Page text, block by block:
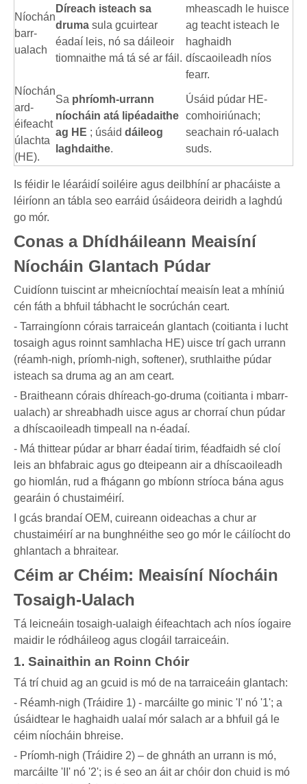
Níochán
barr-
ualach
Díreach isteach sa
druma sula gcuirtear
éadaí leis, nó sa dáileoir
tiomnaithe má tá sé ar fáil.
mheascadh le huisce
ag teacht isteach le
haghaidh
díscaoileadh níos
fearr.
Níochán
ard-
éifeacht
úlachta
(HE).
Sa phríomh-urrann
níocháin atá lipéadaithe
ag HE ; úsáid dáileog
laghdaithe.
Úsáid púdar HE-
comhoiriúnach;
seachain ró-ualach
suds.
Is féidir le léaráidí soiléire agus deilbhíní ar phacáiste a
léiríonn an tábla seo earráid úsáideora deiridh a laghdú
go mór.
Conas a Dhídháileann Meaisíní
Níocháin Glantach Púdar
Cuidíonn tuiscint ar mheicníochtaí meaisín leat a mhíniú
cén fáth a bhfuil tábhacht le socrúchán ceart.
- Tarraingíonn córais tarraiceán glantach (coitianta i lucht
tosaigh agus roinnt samhlacha HE) uisce trí gach urrann
(réamh-nigh, príomh-nigh, softener), sruthlaithe púdar
isteach sa druma ag an am ceart.
- Braitheann córais dhíreach-go-druma (coitianta i mbarr-
ualach) ar shreabhadh uisce agus ar chorraí chun púdar
a dhíscaoileadh timpeall na n-éadaí.
- Má thittear púdar ar bharr éadaí tirim, féadfaidh sé cloí
leis an bhfabraic agus go dteipeann air a dhíscaoileadh
go hiomlán, rud a fhágann go mbíonn stríoca bána agus
gearáin ó chustaiméirí.
I gcás brandaí OEM, cuireann oideachas a chur ar
chustaiméirí ar na bunghnéithe seo go mór le cáilíocht do
ghlantach a bhraitear.
Céim ar Chéim: Meaisíní Níocháin
Tosaigh-Ualach
Tá leicneáin tosaigh-ualaigh éifeachtach ach níos íogaire
maidir le ródháileog agus clogáil tarraiceáin.
1. Sainaithin an Roinn Chóir
Tá trí chuid ag an gcuid is mó de na tarraiceáin glantach:
- Réamh-nigh (Tráidire 1) - marcáilte go minic 'I' nó '1'; a
úsáidtear le haghaidh ualaí mór salach ar a bhfuil gá le
céim níocháin bhreise.
- Príomh-nigh (Tráidire 2) – de ghnáth an urrann is mó,
marcáilte 'II' nó '2'; is é seo an áit ar chóir don chuid is mó